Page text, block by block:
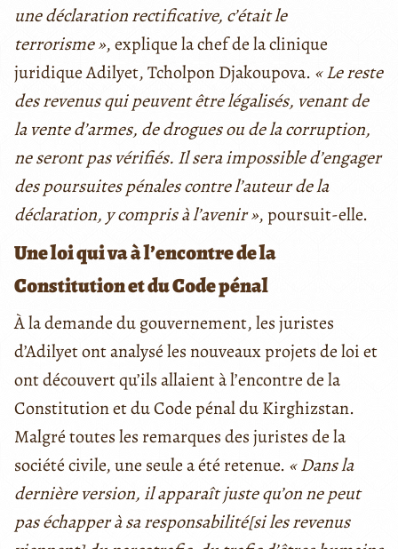
une déclaration rectificative, c’était le
terrorisme », explique la chef de la clinique
juridique Adilyet, Tcholpon Djakoupova. « Le reste
des revenus qui peuvent être légalisés, venant de
la vente d’armes, de drogues ou de la corruption,
ne seront pas vérifiés. Il sera impossible d’engager
des poursuites pénales contre l’auteur de la
déclaration, y compris à l’avenir », poursuit-elle.
Une loi qui va à l’encontre de la
Constitution et du Code pénal
À la demande du gouvernement, les juristes
d’Adilyet ont analysé les nouveaux projets de loi et
ont découvert qu’ils allaient à l’encontre de la
Constitution et du Code pénal du Kirghizstan.
Malgré toutes les remarques des juristes de la
société civile, une seule a été retenue. « Dans la
dernière version, il apparaît juste qu’on ne peut
pas échapper à sa responsabilité[si les revenus